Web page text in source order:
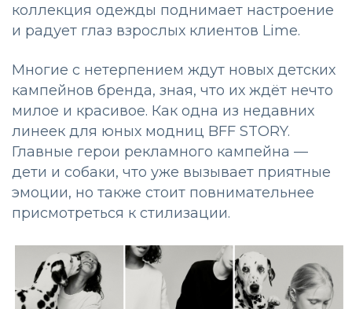
коллекция одежды поднимает настроение
и радует глаз взрослых клиентов Lime.
Многие с нетерпением ждут новых детских
кампейнов бренда, зная, что их ждёт нечто
милое и красивое. Как одна из недавних
линеек для юных модниц BFF STORY.
Главные герои рекламного кампейна —
дети и собаки, что уже вызывает приятные
эмоции, но также стоит повнимательнее
присмотреться к стилизации.